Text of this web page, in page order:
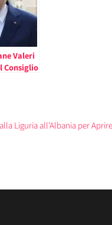
Valeri
Consiglio
Liguria all’Albania per